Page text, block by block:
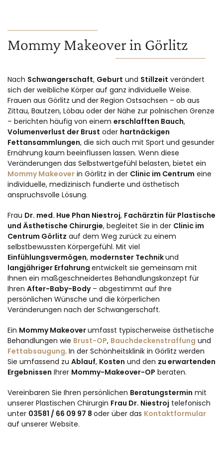
Mommy Makeover in Görlitz
Nach Schwangerschaft, Geburt und Stillzeit verändert
sich der weibliche Körper auf ganz individuelle Weise.
Frauen aus Görlitz und der Region Ostsachsen – ob aus
Zittau, Bautzen, Löbau oder der Nähe zur polnischen Grenze
– berichten häufig von einem erschlafften Bauch,
Volumenverlust der Brust oder hartnäckigen
Fettansammlungen, die sich auch mit Sport und gesunder
Ernährung kaum beeinflussen lassen. Wenn diese
Veränderungen das Selbstwertgefühl belasten, bietet ein
Mommy Makeover in Görlitz in der Clinic im Centrum eine
individuelle, medizinisch fundierte und ästhetisch
anspruchsvolle Lösung.
Frau Dr. med. Hue Phan Niestroj, Fachärztin für Plastische
und Ästhetische Chirurgie, begleitet Sie in der Clinic im
Centrum Görlitz auf dem Weg zurück zu einem
selbstbewussten Körpergefühl. Mit viel
Einfühlungsvermögen, modernster Technikund
langjähriger Erfahrung entwickelt sie gemeinsam mit
Ihnen ein maßgeschneidertes Behandlungskonzept für
Ihren After-Baby-Body– abgestimmt auf Ihre
persönlichen Wünsche und die körperlichen
Veränderungen nach der Schwangerschaft.
Ein Mommy Makeoverumfasst typischerweise ästhetische
Behandlungen wie Brust-OP, Bauchdeckenstraffung und
Fettabsaugung. In der Schönheitsklinik in Görlitz werden
Sie umfassend zu Ablauf, Kosten und den zu erwartenden
Ergebnissen Ihrer Mommy-Makeover-OP beraten.
Vereinbaren Sie Ihren persönlichen Beratungstermin mit
unserer Plastischen Chirurgin Frau Dr. Niestroj telefonisch
unter 03581 / 66 09 97 8 oder über das Kontaktformular
auf unserer Website.